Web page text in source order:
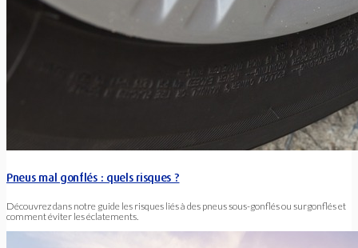
Pneus mal gonflés : quels risques ?
Découvrez dans notre guide les risques liés à des pneus sous-gonflés ou surgonflés et
comment éviter les éclatements.